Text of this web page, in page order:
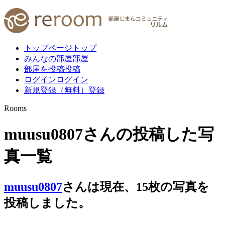
トップページ トップ
みんなの部屋部屋
部屋を投稿投稿
ログイン ログイン
新規登録（無料） 登録
Rooms
muusu0807さんの投稿した写
真一覧
muusu0807さんは現在、 15枚の写真を
投稿しました。